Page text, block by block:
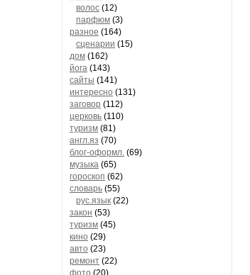
волос (12)
парфюм (3)
разное (164)
сценарии (15)
дом (162)
йога (143)
сайты (141)
интересно (131)
заговор (112)
церковь (110)
туризм (81)
англ.яз (70)
блог-оформл. (69)
музыка (65)
гороскоп (62)
словарь (55)
рус.язык (22)
закон (53)
туризм (45)
кино (29)
авто (23)
ремонт (22)
фото (20)